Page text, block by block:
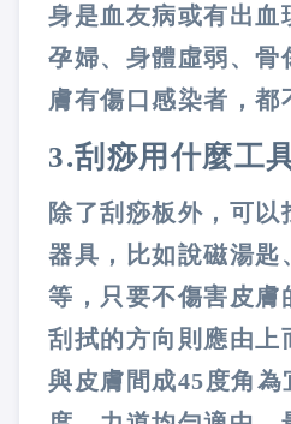
身是血友病或有出血
孕婦、身體虛弱、骨
膚有傷口感染者，都
3.刮痧用什麼工
除了刮痧板外，可以
器具，比如說磁湯匙
等，只要不傷害皮膚
刮拭的方向則應由上
與皮膚間成45度角為